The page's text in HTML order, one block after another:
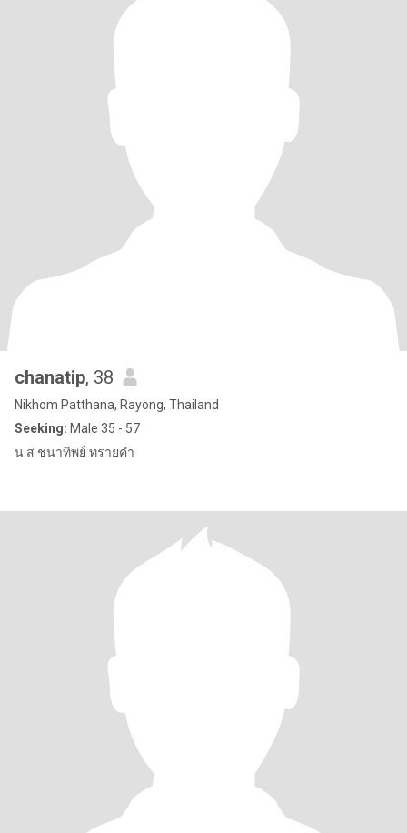
chanatip, 38
Nikhom Patthana, Rayong, Thailand
Seeking: Male 35 - 57
น.ส ชนาทิพย์ ทรายคำ